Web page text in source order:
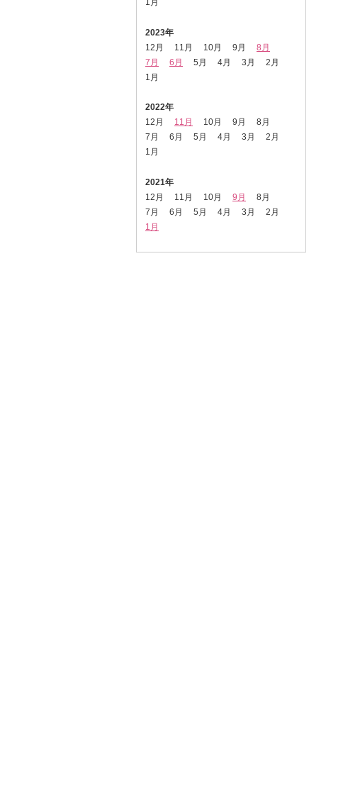
1月
2023年
12月
11月 10月 9月
8月
7月
6月 5月 4月 3月
2月
1月
2022年
12月
11月 10月 9月
8月
7月
6月 5月 4月 3月
2月
1月
2021年
12月
11月 10月 9月
8月
7月
6月 5月 4月 3月
2月
1月